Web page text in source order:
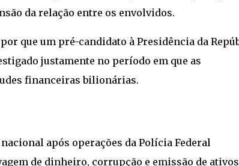
da relação entre os envolvidos.
que um pré-candidato à Presidência da
justamente no período em que as
financeiras bilionárias.
após operações da Polícia Federal
de dinheiro, corrupção e emissão de ativos